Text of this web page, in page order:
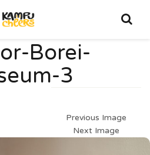
Borei-
3
Previous Image
Next Image